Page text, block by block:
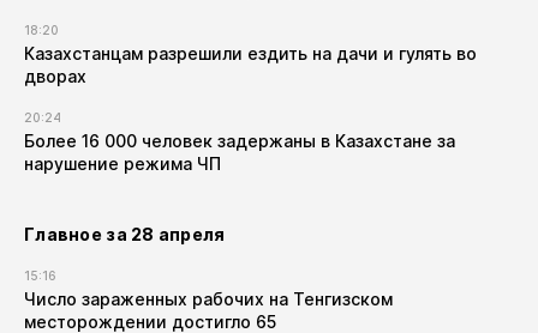
18:20
Казахстанцам разрешили ездить на дачи и гулять во
дворах
20:24
Более 16 000 человек задержаны в Казахстане за
нарушение режима ЧП
Главное за 28 апреля
15:16
Число зараженных рабочих на Тенгизском
месторождении достигло 65